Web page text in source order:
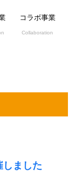
コラボ事業
Collaboration
しました